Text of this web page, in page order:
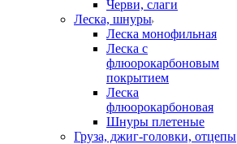
Черви, слаги
Леска, шнуры
Леска монофильная
Леска с
флюорокарбоновым
покрытием
Леска
флюорокарбоновая
Шнуры плетеные
Груза, джиг-головки, отцепы